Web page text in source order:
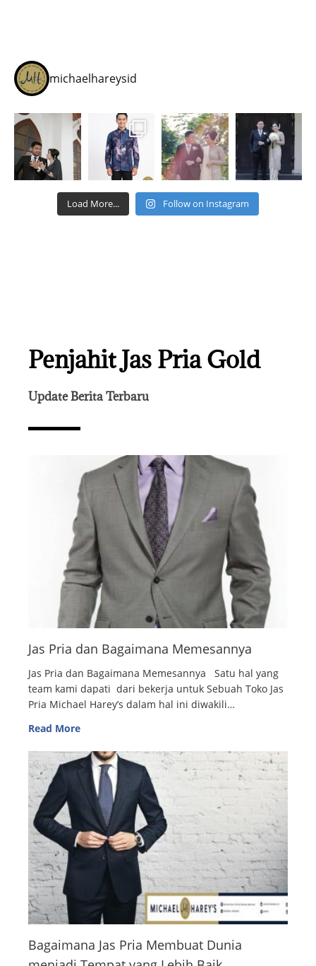
michaelhareysid
Load More... Follow on Instagram
Penjahit Jas Pria Gold
Update Berita Terbaru
Jas Pria dan Bagaimana Memesannya
Jas Pria dan Bagaimana Memesannya Satu hal yang
team kami dapati dari bekerja untuk Sebuah Toko Jas
Pria Michael Harey’s dalam hal ini diwakili…
Read More
Bagaimana Jas Pria Membuat Dunia